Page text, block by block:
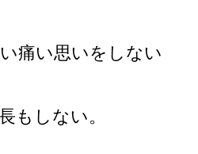
痛い思いをしない
もしない。